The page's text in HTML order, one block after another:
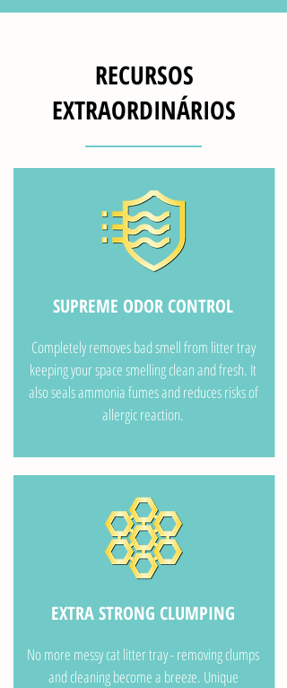
RECURSOS
EXTRAORDINÁRIOS
SUPREME ODOR CONTROL
Completely removes bad smell from litter tray
keeping your space smelling clean and fresh. It
also seals ammonia fumes and reduces risks of
allergic reaction.
EXTRA STRONG CLUMPING
No more messy cat litter tray - removing clumps
and cleaning become a breeze. Unique